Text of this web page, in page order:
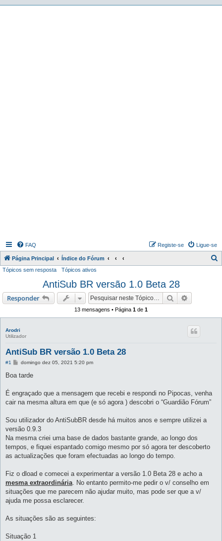
FAQ Ligue-se
Registe-se
Página Principal Índice do Fórum
i
Tópicos sem resposta Tópicos ativos
AntiSub BR versão 1.0 Beta 28
Responder Pesquisar
13 mensagens • Página 1 de 1
Arodri
Utilizador
AntiSub BR versão 1.0 Beta 28
#1
M
n
g
e
m
domingo dez 05, 2021 5:20 pm
Boa tarde
É engraçado que a mensagem que recebi e respondi no Pipocas, venha
cair na mesma altura em que (e só agora ) descobri o “Guardião Fórum”
Sou utilizador do AntiSubBR desde há muitos anos e sempre utilizei a
versão 0.9.3
Na mesma criei uma base de dados bastante grande, ao longo dos
tempos, e fiquei espantado comigo mesmo por só agora ter descoberto
as actualizações que foram efectuadas ao longo do tempo.
Fiz o dload e comecei a experimentar a versão 1.0 Beta 28 e acho a
mesma extraordinária. No entanto permito-me pedir o v/ conselho em
situações que me parecem não ajudar muito, mas pode ser que a v/
ajuda me possa esclarecer.
As situações são as seguintes:
Situação 1